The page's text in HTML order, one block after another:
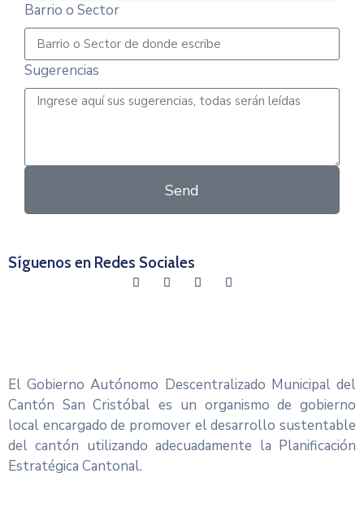
Barrio o Sector
Sugerencias
Send
Síguenos en Redes Sociales
El Gobierno Autónomo Descentralizado Municipal del
Cantón San Cristóbal es un organismo de gobierno
local encargado de promover el desarrollo sustentable
del cantón utilizando adecuadamente la Planificación
Estratégica Cantonal.